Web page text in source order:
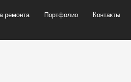
ремонта Портфолио Контакты